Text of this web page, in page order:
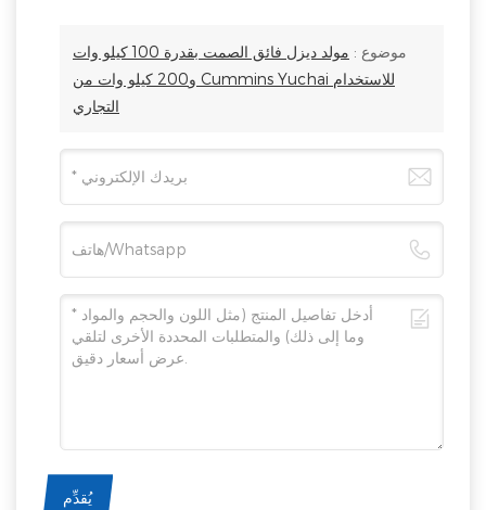
موضوع :
مولد ديزل فائق الصمت بقدرة 100 كيلو وات
و200 كيلو وات من Cummins Yuchai للاستخدام
التجاري
يُقدِّم